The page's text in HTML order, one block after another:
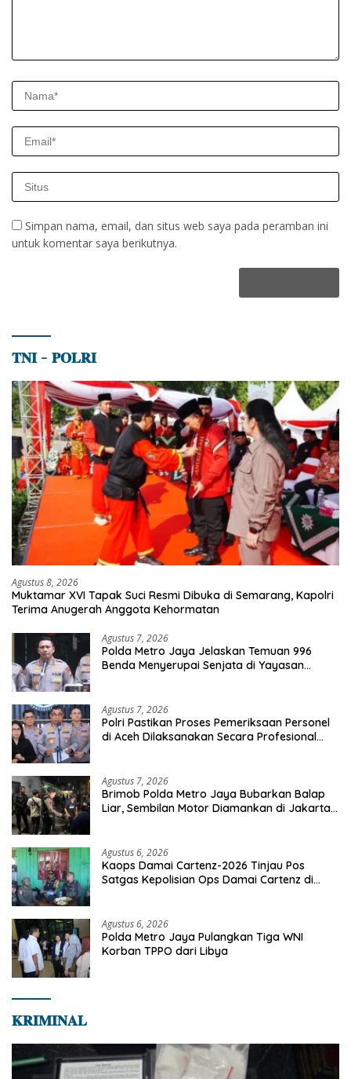
Simpan nama, email, dan situs web saya pada peramban ini
untuk komentar saya berikutnya.
𝐓𝐍𝐈 – 𝐏𝐎𝐋𝐑𝐈
Agustus 8, 2026
Muktamar XVI Tapak Suci Resmi Dibuka di Semarang, Kapolri
Terima Anugerah Anggota Kehormatan
Agustus 7, 2026
Polda Metro Jaya Jelaskan Temuan 996
Benda Menyerupai Senjata di Yayasan
Agustus 7, 2026
Polri Pastikan Proses Pemeriksaan Personel
di Aceh Dilaksanakan Secara Profesional
Agustus 7, 2026
Brimob Polda Metro Jaya Bubarkan Balap
Liar, Sembilan Motor Diamankan di Jakarta
Agustus 6, 2026
Kaops Damai Cartenz-2026 Tinjau Pos
Satgas Kepolisian Ops Damai Cartenz di
Agustus 6, 2026
Polda Metro Jaya Pulangkan Tiga WNI
Korban TPPO dari Libya
𝐊𝐑𝐈𝐌𝐈𝐍𝐀𝐋